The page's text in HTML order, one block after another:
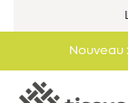
Nouveau